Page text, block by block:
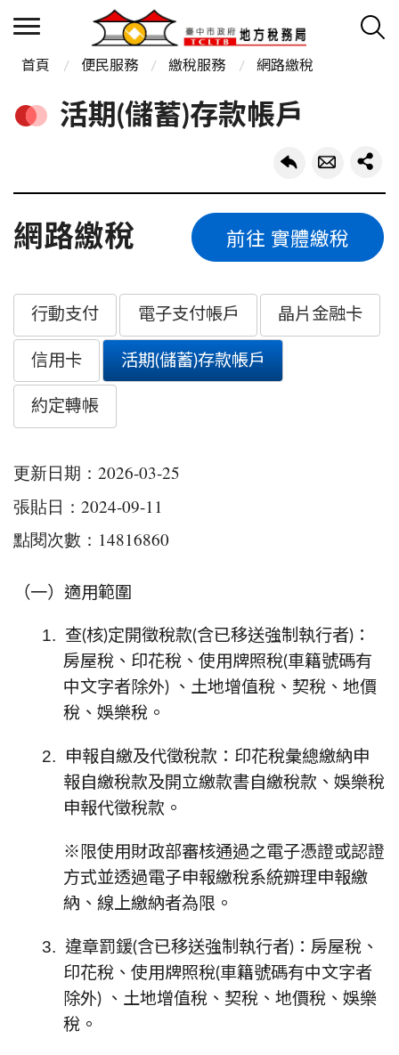
首頁 便民服務 繳稅服務 網路繳稅
活期(儲蓄)存款帳戶
網路繳稅
行動支付 電子支付帳戶 晶片金融卡
信用卡 活期(儲蓄)存款帳戶
約定轉帳
前往 實體繳稅
更新日期：2026-03-25
張貼日：2024-09-11
點閱次數：14816860
（一） 適用範圍
1.
查(核)定開徵稅款(含已移送強制執行者)：
房屋稅、印花稅、使用牌照稅(車籍號碼有
中文字者除外) 、土地增值稅、契稅、地價
稅、娛樂稅。
2.
申報自繳及代徵稅款：印花稅彙總繳納申
報自繳稅款及開立繳款書自繳稅款、娛樂稅
申報代徵稅款。
※限使用財政部審核通過之電子憑證或認證
方式並透過電子申報繳稅系統辧理申報繳
納、線上繳納者為限。
3.
違章罰鍰(含已移送強制執行者)：房屋稅、
印花稅、使用牌照稅(車籍號碼有中文字者
除外) 、土地增值稅、契稅、地價稅、娛樂
稅。